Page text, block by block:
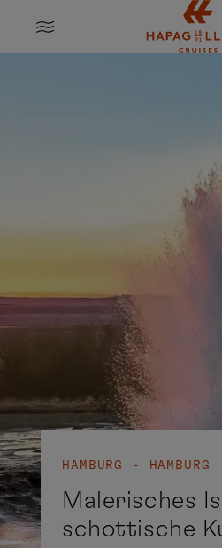
Springe zum
MENU
HAMBURG - HAMBURG
Malerisches
schottische